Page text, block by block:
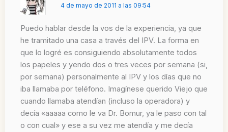
4 de mayo de 2011 a las 09:54
Puedo hablar desde la vos de la experiencia, ya que
he tramitado una casa a través del IPV. La forma en
que lo logré es consiguiendo absolutamente todos
los papeles y yendo dos o tres veces por semana (si,
por semana) personalmente al IPV y los días que no
iba llamaba por teléfono. Imagínese querido Viejo que
cuando llamaba atendían (incluso la operadora) y
decía «aaaaa como le va Dr. Bomur, ya le paso con tal
o con cual» y ese a su vez me atendía y me decía